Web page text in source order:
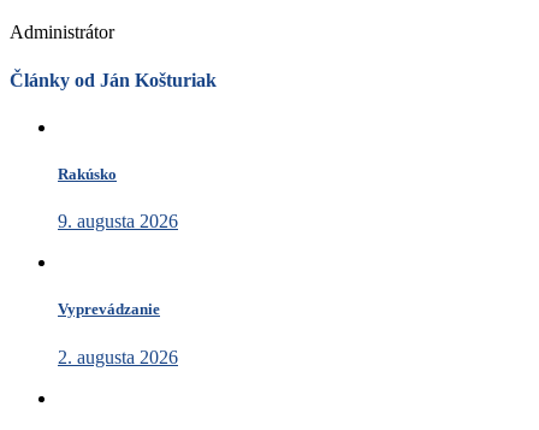
Administrátor
Články od Ján Košturiak
Rakúsko
9. augusta 2026
Vyprevádzanie
2. augusta 2026